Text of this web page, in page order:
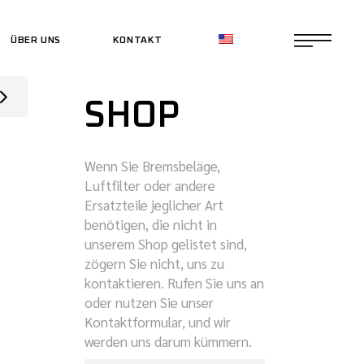
ÜBER UNS KONTAKT
SHOP
SHOP
Wenn Sie Bremsbeläge,
Luftfilter oder andere
Ersatzteile jeglicher Art
benötigen, die nicht in
unserem Shop gelistet sind,
zögern Sie nicht, uns zu
kontaktieren. Rufen Sie uns an
oder nutzen Sie unser
Kontaktformular, und wir
werden uns darum kümmern.